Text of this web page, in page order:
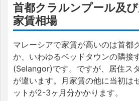
首都クラルンプール及
家賃相場
マレーシアで家賃が高いのは首都
か、いわゆるベッドタウンの隣接
(Selangor)です。ですが、居住ス
が違います。月家賃の他に当初は
ットが2-3ヶ月分かかります。